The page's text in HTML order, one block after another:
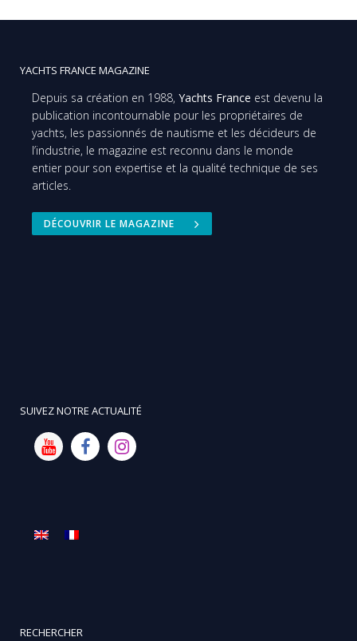
YACHTS FRANCE MAGAZINE
Depuis sa création en 1988, Yachts France est devenu la
publication incontournable pour les propriétaires de
yachts, les passionnés de nautisme et les décideurs de
l’industrie, le magazine est reconnu dans le monde
entier pour son expertise et la qualité technique de ses
articles.
DÉCOUVRIR LE MAGAZINE
SUIVEZ NOTRE ACTUALITÉ
RECHERCHER